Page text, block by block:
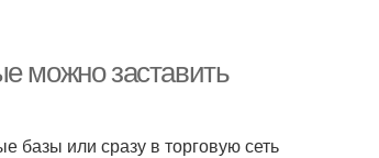
можно заставить
базы или сразу в торговую сеть